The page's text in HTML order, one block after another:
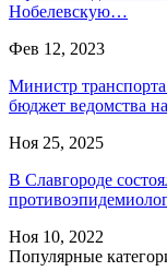
Нобелевскую…
Фев 12, 2023
Министр
бюджет ведомства
Ноя 25, 2025
В Славгороде
Ноя 10, 2022
Популярные